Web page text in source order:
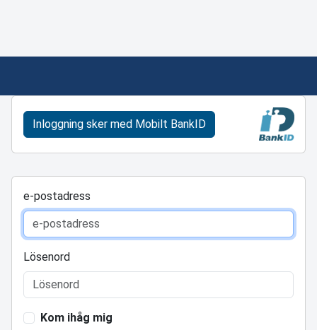
Inloggning sker med Mobilt BankID
e-postadress
Lösenord
Kom ihåg mig